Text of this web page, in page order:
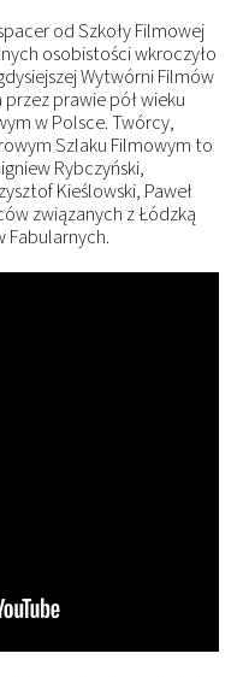
od Szkoły Filmowej
osobistości wkroczyło
Wytwórni Filmów
prawie pół wieku
w Polsce. Twórcy,
Szlaku Filmowym to
Rybczyński,
Kieślowski, Paweł
związanych z Łódzką
Fabularnych.